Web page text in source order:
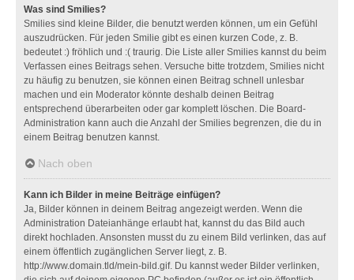
Was sind Smilies?
Smilies sind kleine Bilder, die benutzt werden können, um ein Gefühl
auszudrücken. Für jeden Smilie gibt es einen kurzen Code, z. B.
bedeutet :) fröhlich und :( traurig. Die Liste aller Smilies kannst du beim
Verfassen eines Beitrags sehen. Versuche bitte trotzdem, Smilies nicht
zu häufig zu benutzen, sie können einen Beitrag schnell unlesbar
machen und ein Moderator könnte deshalb deinen Beitrag
entsprechend überarbeiten oder gar komplett löschen. Die Board-
Administration kann auch die Anzahl der Smilies begrenzen, die du in
einem Beitrag benutzen kannst.
Nach oben
Kann ich Bilder in meine Beiträge einfügen?
Ja, Bilder können in deinem Beitrag angezeigt werden. Wenn die
Administration Dateianhänge erlaubt hat, kannst du das Bild auch
direkt hochladen. Ansonsten musst du zu einem Bild verlinken, das auf
einem öffentlich zugänglichen Server liegt, z. B.
http://www.domain.tld/mein-bild.gif. Du kannst weder Bilder verlinken,